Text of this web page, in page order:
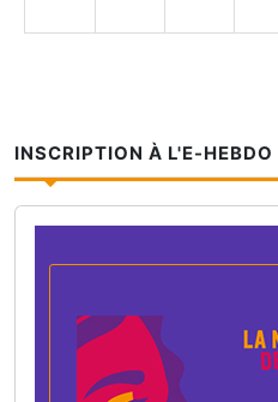
INSCRIPTION À L'E-HEBDO